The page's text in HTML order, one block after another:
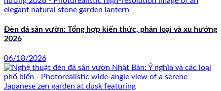
Đèn đá sân vườn: Tổng hợp kiến thức, phân loại và xu hướng
2026
06/18/2026